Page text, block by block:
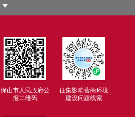
保山市人民政府公
报二维码
征集影响营商环境
建设问题线索